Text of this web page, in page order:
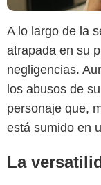
A lo largo de la
atrapada en su
negligencias.
los abusos de
personaje que,
está sumido en
La